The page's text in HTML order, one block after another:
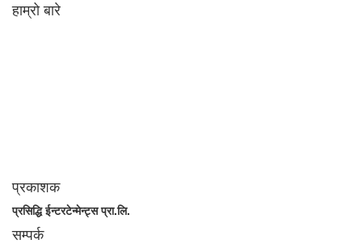
हाम्रो बारे
प्रकाशक
प्रसिद्धि ईन्टरटेन्मेन्ट्स प्रा.लि.
सम्पर्क